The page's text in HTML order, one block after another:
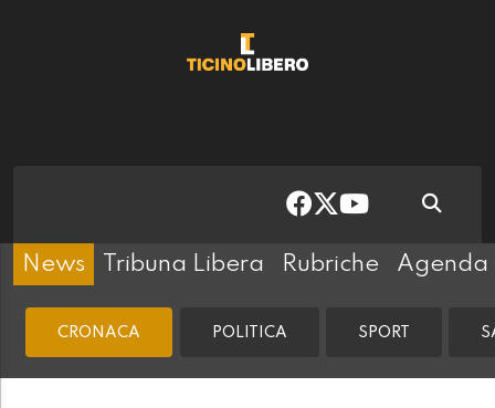
News Tribuna Libera Rubriche Agenda
CRONACA POLITICA SPORT